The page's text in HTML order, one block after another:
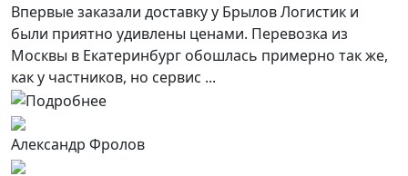
Впервые заказали доставку у Брылов Логистик и
были приятно удивлены ценами. Перевозка из
Москвы в Екатеринбург обошлась примерно так же,
как у частников, но сервис ...
Александр Фролов